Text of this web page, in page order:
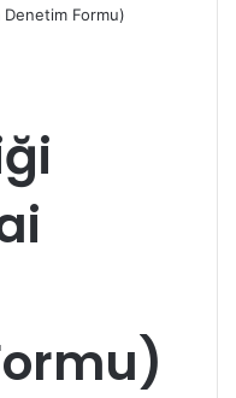
Denetim Formu)